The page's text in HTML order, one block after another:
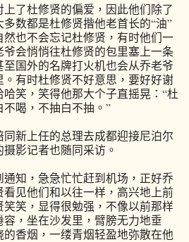
了杜修贤的偏爱，因此他们除了
数都是杜修贤揩他老首长的“油”
也不会忘记杜修贤，有时他们一
会悄悄往杜修贤的包里塞上一条
国外的名牌打火机也会从乔老爷
有时杜修贤不好意思，要好好谢
笑，笑得他那大个子直摇晃：“杜
喝，不抽白不抽。”
新上任的总理去成都迎接尼泊尔
影记者也随同采访。
知，急急忙忙赶到机场，正好乔
见他们和以往一样，高兴地上前
笑，显得很勉强，不像以前那样
，坐在沙发里，臂膀无力地垂
香烟，一缕青烟轻盈地弥散在他